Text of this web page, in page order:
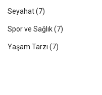
Seyahat(7)
Spor ve Sağlık(7)
Yaşam Tarzı (7)